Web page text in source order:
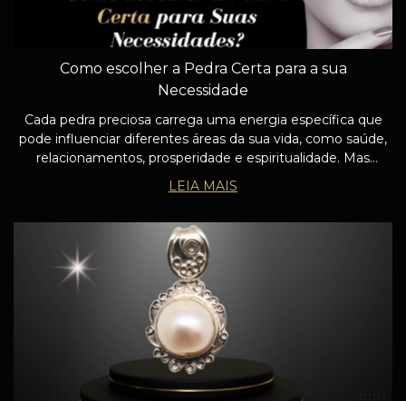
Como escolher a Pedra Certa para a sua
Necessidade
Cada pedra preciosa carrega uma energia específica que
pode influenciar diferentes áreas da sua vida, como saúde,
relacionamentos, prosperidade e espiritualidade. Mas
escolher a pedra certa vai além da simples estética ou
preferência pessoal.No Joias
LEIA MAIS